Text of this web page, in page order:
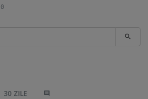
0
30 ZILE